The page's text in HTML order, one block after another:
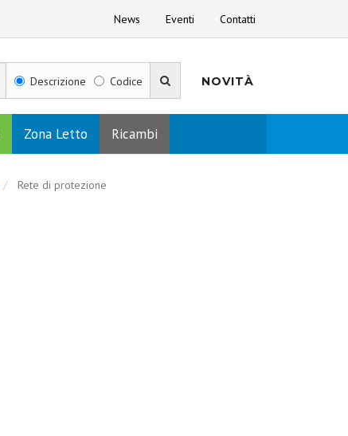
News Eventi Contatti
Descrizione Codice NOVITÀ
Zona Letto Ricambi
Rete di protezione